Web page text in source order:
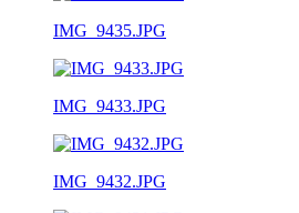
IMG_9435.JPG
IMG_9433.JPG
IMG_9432.JPG